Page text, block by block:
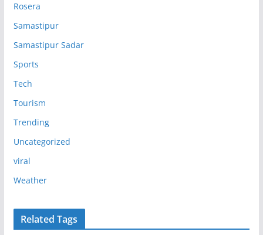
Rosera
Samastipur
Samastipur Sadar
Sports
Tech
Tourism
Trending
Uncategorized
viral
Weather
Related Tags